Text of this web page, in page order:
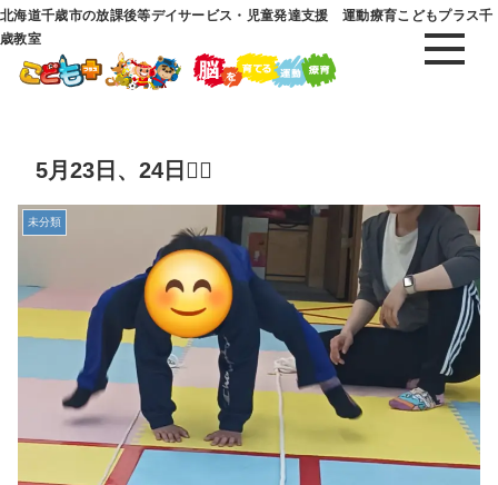
北海道千歳市の放課後等デイサービス・児童発達支援 運動療育こどもプラス千
歳教室
5月23日、24日🤸‍♀️
未分類